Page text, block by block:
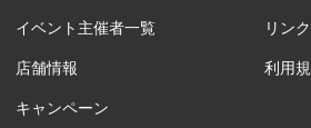
イベント主催者一覧
店舗情報
キャンペーン
リンク
利用